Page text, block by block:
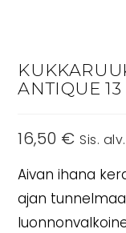
ANTIQUE 13
16,50 € Sis. alv.
Aivan ihana
ajan